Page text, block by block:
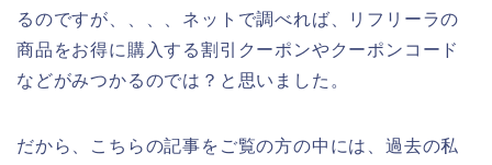
るのですが、、、、ネットで調べれば、リフリーラの
商品をお得に購入する割引クーポンやクーポンコード
などがみつかるのでは？と思いました。
だから、こちらの記事をご覧の方の中には、過去の私